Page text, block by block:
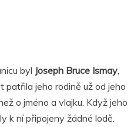
byl Joseph Bruce Ismay
jeho rodině už od jeho
o jméno a vlajku. Když jeho
k ní připojeny žádné lodě.